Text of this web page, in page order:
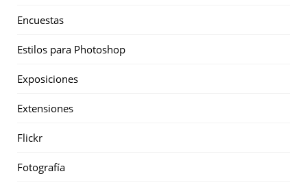
Encuestas
Estilos para Photoshop
Exposiciones
Extensiones
Flickr
Fotografía